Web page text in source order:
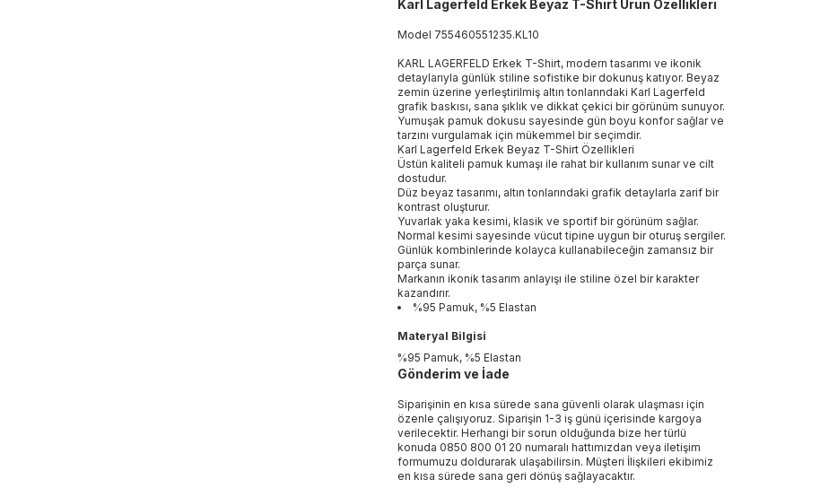
Karl Lagerfeld Erkek Beyaz T-Shirt Ürün Özellikleri
Model 755460551235.KL10
KARL LAGERFELD Erkek T-Shirt, modern tasarımı ve ikonik
detaylarıyla günlük stiline sofistike bir dokunuş katıyor. Beyaz
zemin üzerine yerleştirilmiş altın tonlarındaki Karl Lagerfeld
grafik baskısı, sana şıklık ve dikkat çekici bir görünüm sunuyor.
Yumuşak pamuk dokusu sayesinde gün boyu konfor sağlar ve
tarzını vurgulamak için mükemmel bir seçimdir.
Karl Lagerfeld Erkek Beyaz T-Shirt Özellikleri
Üstün kaliteli pamuk kumaşı ile rahat bir kullanım sunar ve cilt
dostudur.
Düz beyaz tasarımı, altın tonlarındaki grafik detaylarla zarif bir
kontrast oluşturur.
Yuvarlak yaka kesimi, klasik ve sportif bir görünüm sağlar.
Normal kesimi sayesinde vücut tipine uygun bir oturuş sergiler.
Günlük kombinlerinde kolayca kullanabileceğin zamansız bir
parça sunar.
Markanın ikonik tasarım anlayışı ile stiline özel bir karakter
kazandırır.
%95 Pamuk, %5 Elastan
Materyal Bilgisi
%95 Pamuk, %5 Elastan
Gönderim ve İade
Siparişinin en kısa sürede sana güvenli olarak ulaşması için
özenle çalışıyoruz. Siparişin 1-3 iş günü içerisinde kargoya
verilecektir. Herhangi bir sorun olduğunda bize her türlü
konuda 0850 800 01 20 numaralı hattımızdan veya iletişim
formumuzu doldurarak ulaşabilirsin. Müşteri İlişkileri ekibimiz
en kısa sürede sana geri dönüş sağlayacaktır.